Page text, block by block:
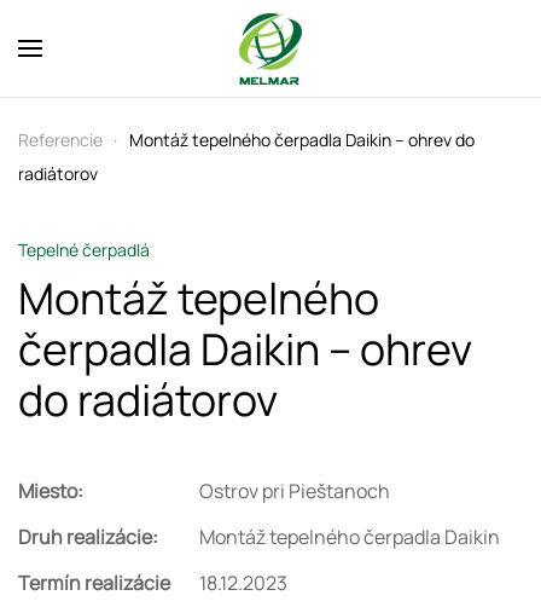
Referencie
Montáž tepelného čerpadla Daikin – ohrev do
radiátorov
Tepelné čerpadlá
Montáž tepelného
čerpadla Daikin – ohrev
do radiátorov
Miesto:
Ostrov pri Pieštanoch
Druh realizácie:
Montáž tepelného čerpadla Daikin
Termín realizácie
18.12.2023